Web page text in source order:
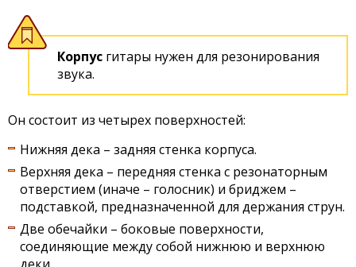
Корпус гитары нужен для резонирования
звука.
Он состоит из четырех поверхностей:
Нижняя дека – задняя стенка корпуса.
Верхняя дека – передняя стенка с резонаторным
отверстием (иначе – голосник) и бриджем –
подставкой, предназначенной для держания струн.
Две обечайки – боковые поверхности,
соединяющие между собой нижнюю и верхнюю